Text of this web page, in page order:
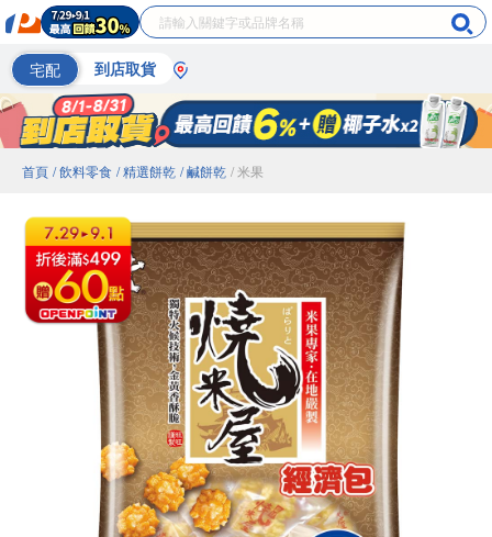
宅配 到店取貨
首頁 / 飲料零食 / 精選餅乾 / 鹹餅乾 / 米果